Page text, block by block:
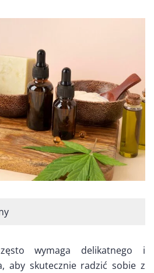
wymaga delikatnego i
aby skutecznie radzić sobie z